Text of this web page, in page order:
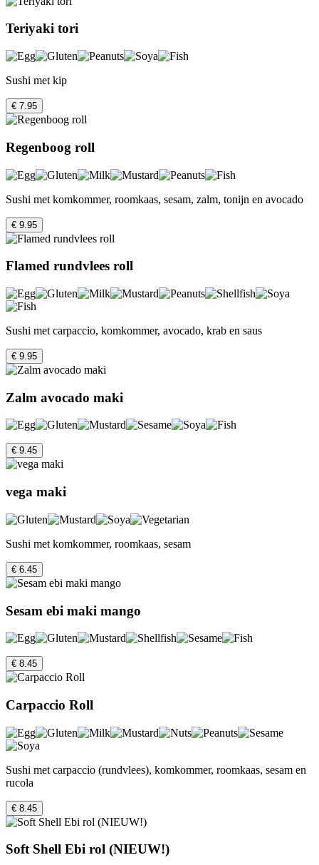
Teriyaki tori
Sushi met kip
€ 7.95
Regenboog roll
Sushi met komkommer, roomkaas, sesam, zalm, tonijn en avocado
€ 9.95
Flamed rundvlees roll
Sushi met carpaccio, komkommer, avocado, krab en saus
€ 9.95
Zalm avocado maki
€ 9.45
vega maki
Sushi met komkommer, roomkaas, sesam
€ 6.45
Sesam ebi maki mango
€ 8.45
Carpaccio Roll
Sushi met carpaccio (rundvlees), komkommer, roomkaas, sesam en
rucola
€ 8.45
Soft Shell Ebi rol (NIEUW!)